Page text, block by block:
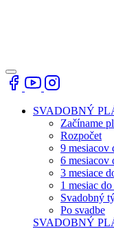
SVADOBNÝ
Začíname
Rozpočet
9 mesiacov
6 mesiacov
3 mesiace
1 mesiac
Svadobný
Po svadbe
SVADOBNÝ